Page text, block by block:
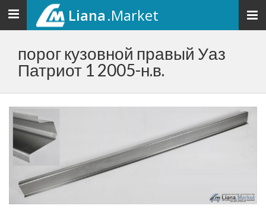
Toggle
navigation
Liana.Market
порог кузовной правый Уаз
Патриот 1 2005-н.в.